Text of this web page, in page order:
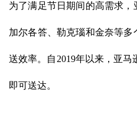
为了满足节日期间的高需求，
加尔各答、勒克瑙和金奈等
送效率。自2019年以来，亚
即可送达。